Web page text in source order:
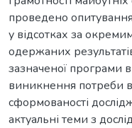
проведено
у відсотках за
одержаних
зазначеної програми
виникнення потреби
сформованості
актуальні теми з